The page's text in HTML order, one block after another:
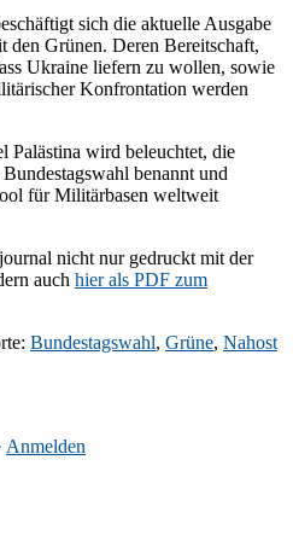
sich die aktuelle Ausgabe
den Grünen. Deren Bereitschaft,
Ukraine liefern zu wollen, sowie
Konfrontation werden
Palästina wird beleuchtet, die
benannt und
für Militärbasen weltweit
nicht nur gedruckt mit der
auch hier als PDF zum
Bundestagswahl, Grüne, Nahost
Anmelden